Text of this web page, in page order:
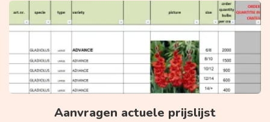
Aanvragen actuele prijslijst